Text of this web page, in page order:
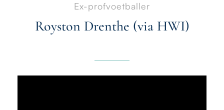
Ex-profvoetballer
Royston Drenthe (via HWI)